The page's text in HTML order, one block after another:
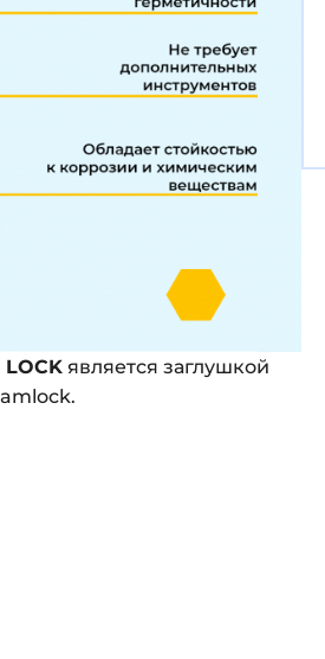
LOCK является заглушкой